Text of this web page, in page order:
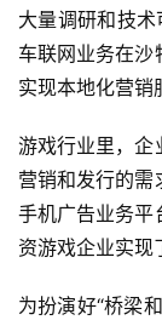
大量调研和技
车联网业务在
实现本地化营销
游戏行业里，企
营销和发行的需
手机广告业务平
资游戏企业实现
为扮演好“桥梁